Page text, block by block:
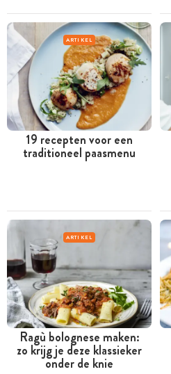
ARTIKEL
19 recepten voor een
traditioneel paasmenu
ARTIKEL
Ragù bolognese maken:
zo krijg je deze klassieker
onder de knie